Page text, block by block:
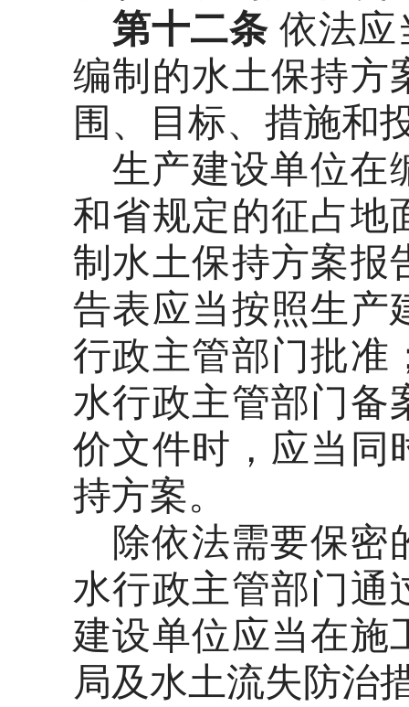
第十二条 依法应
编制的水土保持方
围、目标、措施和
生产建设单位在
和省规定的征占地
制水土保持方案报
告表应当按照生产
行政主管部门批准
水行政主管部门备
价文件时，应当同
持方案。
除依法需要保密
水行政主管部门通
建设单位应当在施
局及水土流失防治